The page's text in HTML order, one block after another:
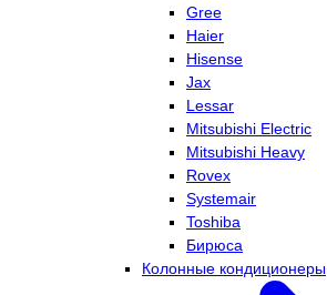
Gree
Haier
Hisense
Jax
Lessar
Mitsubishi Electric
Mitsubishi Heavy
Rovex
Systemair
Toshiba
Бирюса
Колонные кондиционеры